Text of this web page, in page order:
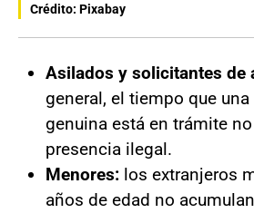
Crédito: Pixabay
Asilados y solicitantes de
general, el tiempo que
genuina está en trámite
presencia ilegal.
Menores: los extranjeros
años de edad no